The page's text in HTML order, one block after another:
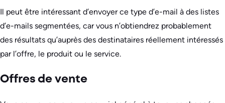
Il peut être intéressant d’envoyer ce type d’e-mail à des listes
d’e-mails segmentées, car vous n’obtiendrez probablement
des résultats qu’auprès des destinataires réellement intéressés
par l’offre, le produit ou le service.
Offres de vente